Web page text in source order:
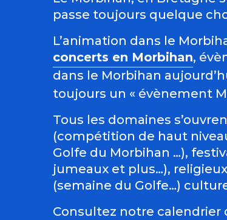
passe toujours quelque
L’animation dans le
concerts en Morbihan,
dans le Morbihan
toujours un « évènement
Tous les domaines
(compétition de haut
Golfe du Morbihan …),
jumeaux et plus…),
(semaine du Golfe…)
Consultez notre calendrier